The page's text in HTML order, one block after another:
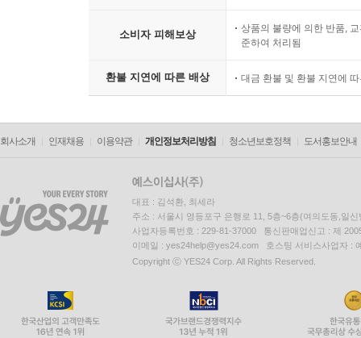
소비자 피해보상
상품의 불량에 의한 반품,
준하여 처리됨
환불 지연에 따른 배상 대금 환불 및 환불 지연에
회사소개 인재채용 이용약관 개인정보처리방침 청소년보호정책 도서홍보안내
대표 : 김석환, 최세라
주소 : 서울시 영등포구 은행로 11, 5층~6층(여의도동,일신
사업자등록번호 : 229-81-37000 통신판매업신고 : 제
이메일 : yes24help@yes24.com 호스팅 서비스사업자 :
Copyright ⓒ YES24 Corp. All Rights Reserved.